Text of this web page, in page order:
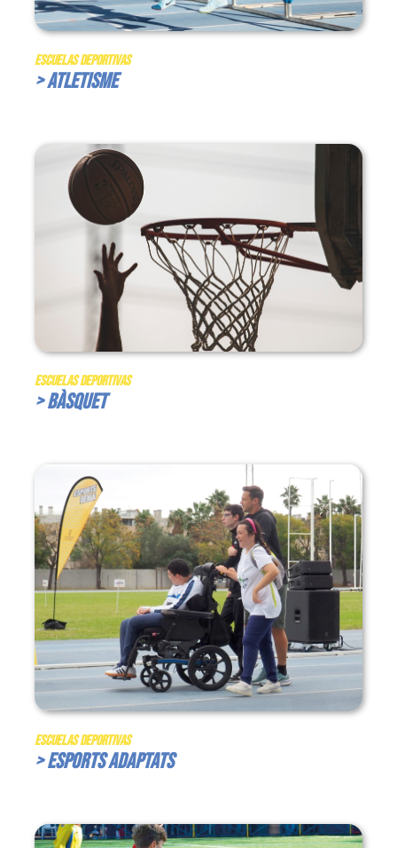
Escuelas Deportivas
> Atletisme
Escuelas Deportivas
> Bàsquet
Escuelas Deportivas
> Esports Adaptats